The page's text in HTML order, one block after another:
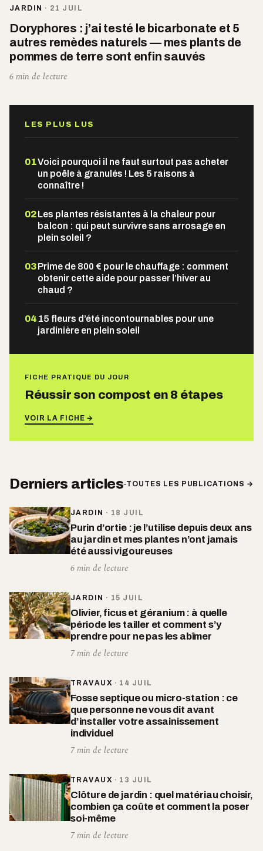
JARDIN · 21 JUIL
Doryphores : j’ai testé le bicarbonate et 5
autres remèdes naturels — mes plants de
pommes de terre sont enfin sauvés
6 min de lecture
LES PLUS LUS
01Voici pourquoi il ne faut surtout pas acheter
un poêle à granulés ! Les 5 raisons à
connaître !
02Les plantes résistantes à la chaleur pour
balcon : qui peut survivre sans arrosage en
plein soleil ?
03Prime de 800 € pour le chauffage : comment
obtenir cette aide pour passer l’hiver au
chaud ?
04 15 fleurs d’été incontournables pour une
jardinière en plein soleil
FICHE PRATIQUE DU JOUR
Réussir son compost en 8 étapes
VOIR LA FICHE →
Derniers articles TOUTES LES PUBLICATIONS →
JARDIN · 18 JUIL
Purin d’ortie : je l’utilise depuis deux ans
au jardin et mes plantes n’ont jamais
été aussi vigoureuses
6 min de lecture
JARDIN · 15 JUIL
Olivier, ficus et géranium : à quelle
période les tailler et comment s’y
prendre pour ne pas les abîmer
7 min de lecture
TRAVAUX · 14 JUIL
Fosse septique ou micro-station : ce
que personne ne vous dit avant
d’installer votre assainissement
individuel
7 min de lecture
TRAVAUX · 13 JUIL
Clôture de jardin : quel matériau choisir,
combien ça coûte et comment la poser
soi-même
7 min de lecture